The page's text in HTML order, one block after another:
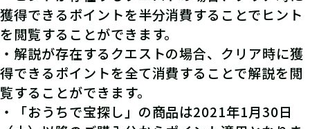
獲得できるポイントを半分消費することでヒント
を閲覧することができます。
・解説が存在するクエストの場合、クリア時に獲
得できるポイントを全て消費することで解説を閲
覧することができます。
・「おうちで宝探し」の商品は2021年1月30日